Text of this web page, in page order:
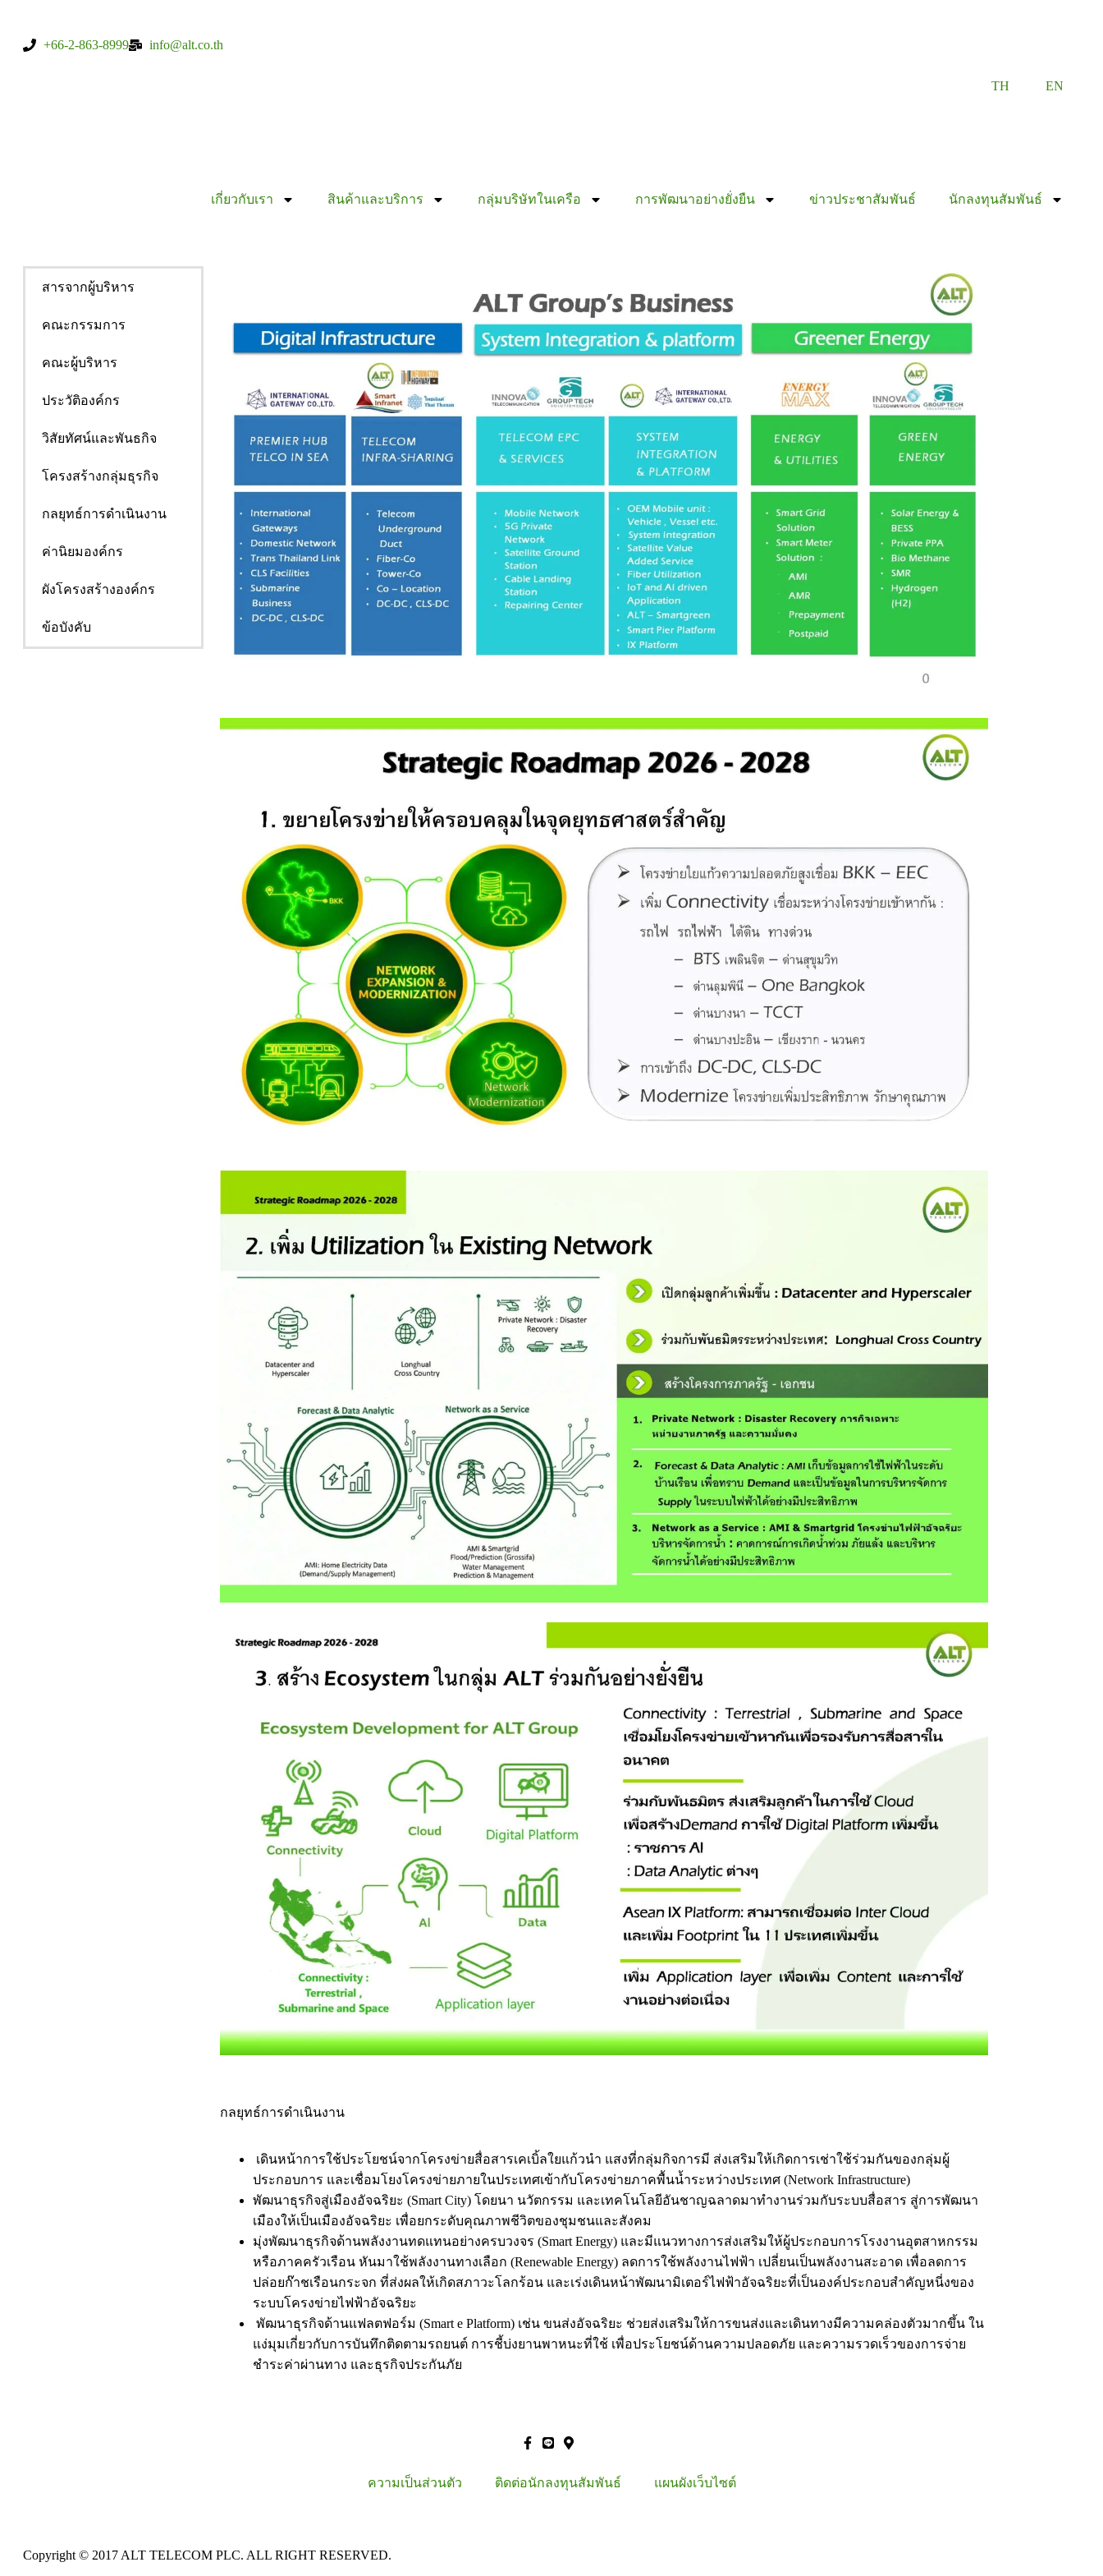
+66-2-863-8999 info@alt.co.th
TH EN
เกี่ยวกับเรา สินค้าและบริการ กลุ่มบริษัทในเครือ การพัฒนาอย่างยั่งยืน ข่าวประชาสัมพันธ์ นักลงทุนสัมพันธ์
สารจากผู้บริหาร
คณะกรรมการ
คณะผู้บริหาร
ประวัติองค์กร
วิสัยทัศน์และพันธกิจ
โครงสร้างกลุ่มธุรกิจ
กลยุทธ์การดำเนินงาน
ค่านิยมองค์กร
ผังโครงสร้างองค์กร
ข้อบังคับ
กลยุทธ์การดำเนินงาน
เดินหน้าการใช้ประโยชน์จากโครงข่ายสื่อสารเคเบิ้ลใยแก้วนำ แสงที่กลุ่มกิจการมี ส่งเสริมให้เกิดการเช่าใช้ร่วมกันของกลุ่มผู้
ประกอบการ และเชื่อมโยงโครงข่ายภายในประเทศเข้ากับโครงข่ายภาคพื้นน้ำระหว่างประเทศ (Network Infrastructure)
พัฒนาธุรกิจสู่เมืองอัจฉริยะ (Smart City) โดยนา นวัตกรรม และเทคโนโลยีอันชาญฉลาดมาทำงานร่วมกับระบบสื่อสาร สู่การพัฒนา
เมืองให้เป็นเมืองอัจฉริยะ เพื่อยกระดับคุณภาพชีวิตของชุมชนและสังคม
มุ่งพัฒนาธุรกิจด้านพลังงานทดแทนอย่างครบวงจร (Smart Energy) และมีแนวทางการส่งเสริมให้ผู้ประกอบการโรงงานอุตสาหกรรม
หรือภาคครัวเรือน หันมาใช้พลังงานทางเลือก (Renewable Energy) ลดการใช้พลังงานไฟฟ้า เปลี่ยนเป็นพลังงานสะอาด เพื่อลดการ
ปล่อยก๊าชเรือนกระจก ที่ส่งผลให้เกิดสภาวะโลกร้อน และเร่งเดินหน้าพัฒนามิเตอร์ไฟฟ้าอัจฉริยะที่เป็นองค์ประกอบสำคัญหนี่งของ
ระบบโครงข่ายไฟฟ้าอัจฉริยะ
พัฒนาธุรกิจด้านแฟลตฟอร์ม (Smart e Platform) เช่น ขนส่งอัจฉริยะ ช่วยส่งเสริมให้การขนส่งและเดินทางมีความคล่องตัวมากขึ้น ใน
แง่มุมเกี่ยวกับการบันทึกติดตามรถยนต์ การชี้บ่งยานพาหนะที่ใช้ เพื่อประโยชน์ด้านความปลอดภัย และความรวดเร็วของการจ่าย
ชำระค่าผ่านทาง และธุรกิจประกันภัย
ความเป็นส่วนตัว ติดต่อนักลงทุนสัมพันธ์ แผนผังเว็บไซต์
Copyright © 2017 ALT TELECOM PLC. ALL RIGHT RESERVED.